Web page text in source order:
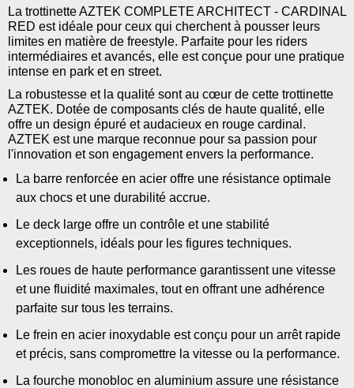
La trottinette AZTEK COMPLETE ARCHITECT - CARDINAL
RED est idéale pour ceux qui cherchent à pousser leurs
limites en matière de freestyle. Parfaite pour les riders
intermédiaires et avancés, elle est conçue pour une pratique
intense en park et en street.
La robustesse et la qualité sont au cœur de cette trottinette
AZTEK. Dotée de composants clés de haute qualité, elle
offre un design épuré et audacieux en rouge cardinal.
AZTEK est une marque reconnue pour sa passion pour
l'innovation et son engagement envers la performance.
La barre renforcée en acier offre une résistance optimale
aux chocs et une durabilité accrue.
Le deck large offre un contrôle et une stabilité
exceptionnels, idéals pour les figures techniques.
Les roues de haute performance garantissent une vitesse
et une fluidité maximales, tout en offrant une adhérence
parfaite sur tous les terrains.
Le frein en acier inoxydable est conçu pour un arrêt rapide
et précis, sans compromettre la vitesse ou la performance.
La fourche monobloc en aluminium assure une résistance